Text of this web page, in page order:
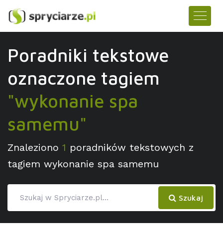
Poradniki tekstowe
oznaczone tagiem
"wykonanie spa
samemu"
Znaleziono 1 poradników tekstowych z
tagiem wykonanie spa samemu
Szukaj